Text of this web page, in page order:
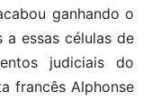
ganhando o
a essas células de
judiciais do
francês Alphonse